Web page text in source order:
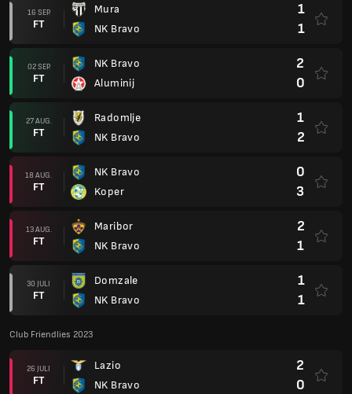
16 SEP.
FT
Mura
NK Bravo
1
1
02 SEP.
FT
NK Bravo
Aluminij
2
0
27 AUG.
FT
Radomlje
NK Bravo
1
2
18 AUG.
FT
NK Bravo
Koper
0
3
13 AUG.
FT
Maribor
NK Bravo
2
1
30 JULI
FT
Domzale
NK Bravo
1
1
Club Friendlies 2023
26 JULI
FT
Lazio
NK Bravo
2
0